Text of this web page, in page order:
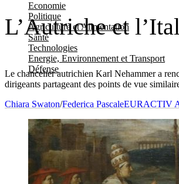
Economie
Politique
Agriculture et Alimentation
Santé
Technologies
Energie, Environnement et Transport
Défense
L’Autriche et
Le chancelier autrichien Karl Nehammer a
dirigeants partageant des points de vue
Chiara Swaton/Federica PascaleEURACTIV